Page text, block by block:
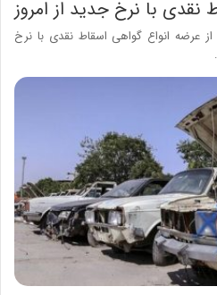
نقدی با نرخ جدید از امروز
از عرضه انواع گواهی اسقاط نقدی با نرخ